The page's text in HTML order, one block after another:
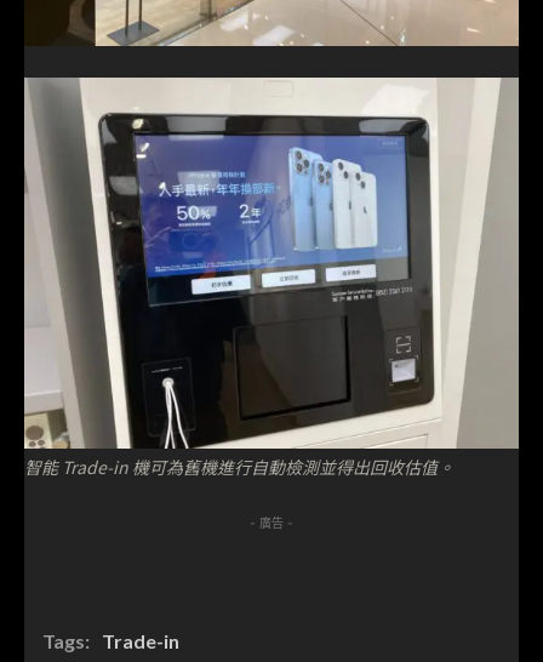
智能 Trade-in 機可為舊機進行自動檢測並得出回收估值。
- 廣告 -
Tags: Trade-in